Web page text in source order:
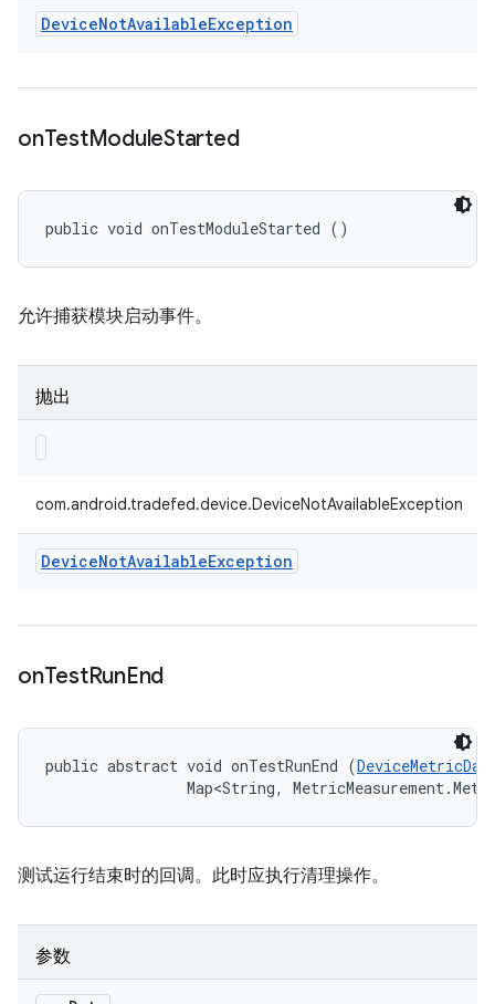
DeviceNotAvailableException
onTestModuleStarted
public void onTestModuleStarted ()
允许捕获模块启动事件。
抛出
com.android.tradefed.device.DeviceNotAvailableException
DeviceNotAvailableException
onTestRunEnd
public abstract void onTestRunEnd (
Map<String,
测试运行结束时的回调。此时应执行清理操作。
参数